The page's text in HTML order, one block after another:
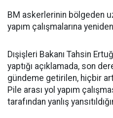
BM askerlerinin bölgeden
yapım çalışmalarına
Dışişleri Bakanı Tahsin
yaptığı açıklamada, son
gündeme getirilen, hiçbir
Pile arası yol yapım
tarafından yanlış